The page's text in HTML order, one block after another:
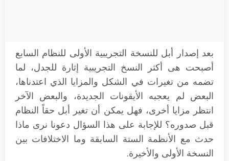
بعد إصدار أبل للنسخة التجريبية الأولى للنظام السابع
أصبحت هى أكثر النسخ التجريبية إثارة للجدل، لما
تضمه من تغيرات في الشكل والمزايا الذي اعتدناها،
البعض لم يعجبه الأيقونات الجديدة، والبعض الآخر
انتظر مزايا أخرى، فهل يمكن أن تغير أبل حقاً النظام
قبل صدوره؟ للإجابة على هذا السؤال دعونا نرى ماذا
حدث مع الأنظمة الستة السابقة وما الاختلافات بين
النسخة الأولى والأخيرة.